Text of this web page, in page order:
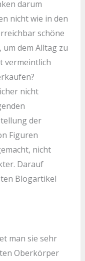
darum
nicht wie in den
schöne
dem Alltag zu
vermeintlich
nicht
der
Figuren
nicht
Darauf
Blogartikel
man sie sehr
Oberkörper